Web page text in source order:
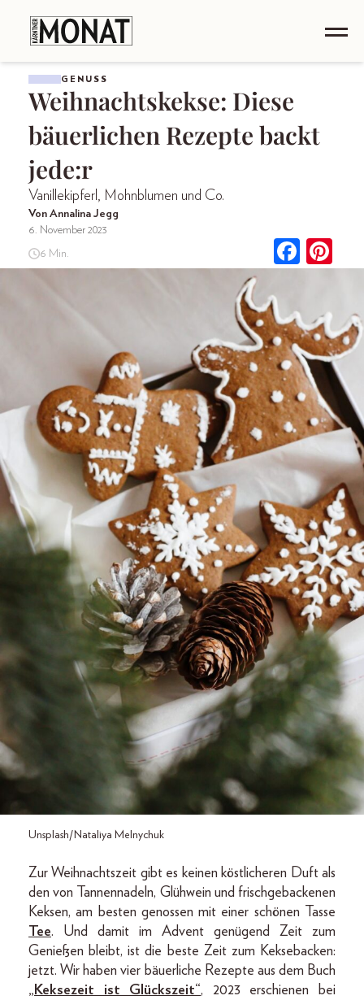
GENUSS
Weihnachtskekse: Diese
bäuerlichen Rezepte backt
jede:r
Vanillekipferl, Mohnblumen und Co.
Von Annalina Jegg
6. November 2023
6 Min.
Unsplash/Nataliya Melnychuk
Zur Weihnachtszeit gibt es keinen köstlicheren Duft als
den von Tannennadeln, Glühwein und frischgebackenen
Keksen, am besten genossen mit einer schönen Tasse
Tee. Und damit im Advent genügend Zeit zum
Genießen bleibt, ist die beste Zeit zum Keksebacken:
jetzt. Wir haben vier bäuerliche Rezepte aus dem Buch
„Keksezeit ist Glückszeit“, 2023 erschienen bei